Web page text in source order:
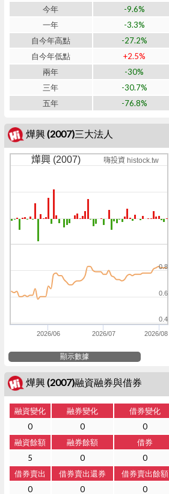
今年
-9.6%
一年
-3.3%
自今年高點
-27.2%
自今年低點
+2.5%
兩年
-30%
三年
-30.7%
五年
-76.8%
燁興 (2007)三大法人
燁興 (2007) 嗨投資 histock.tw
2026/06 2026/07 2026/08
0.4
0.6
0.8
顯示數據
燁興 (2007)融資融券與借券
融資變化 融券變化 借券變化
0
0 0
融資餘額
融券餘額 借券
5
0 0
借券賣出
借券賣出還券 借券賣出餘額
0
0 0